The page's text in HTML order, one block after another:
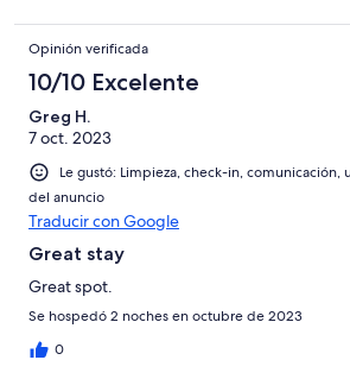
Opinión verificada
10/10 Excelente
Greg H.
7 oct. 2023
Le gustó: Limpieza, check-in, comunicación,
del anuncio
Traducir con Google
Great stay
Great spot.
Se hospedó 2 noches en octubre de 2023
0